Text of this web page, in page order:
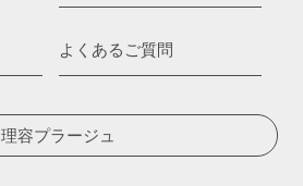
よくあるご質問
理容プラージュ